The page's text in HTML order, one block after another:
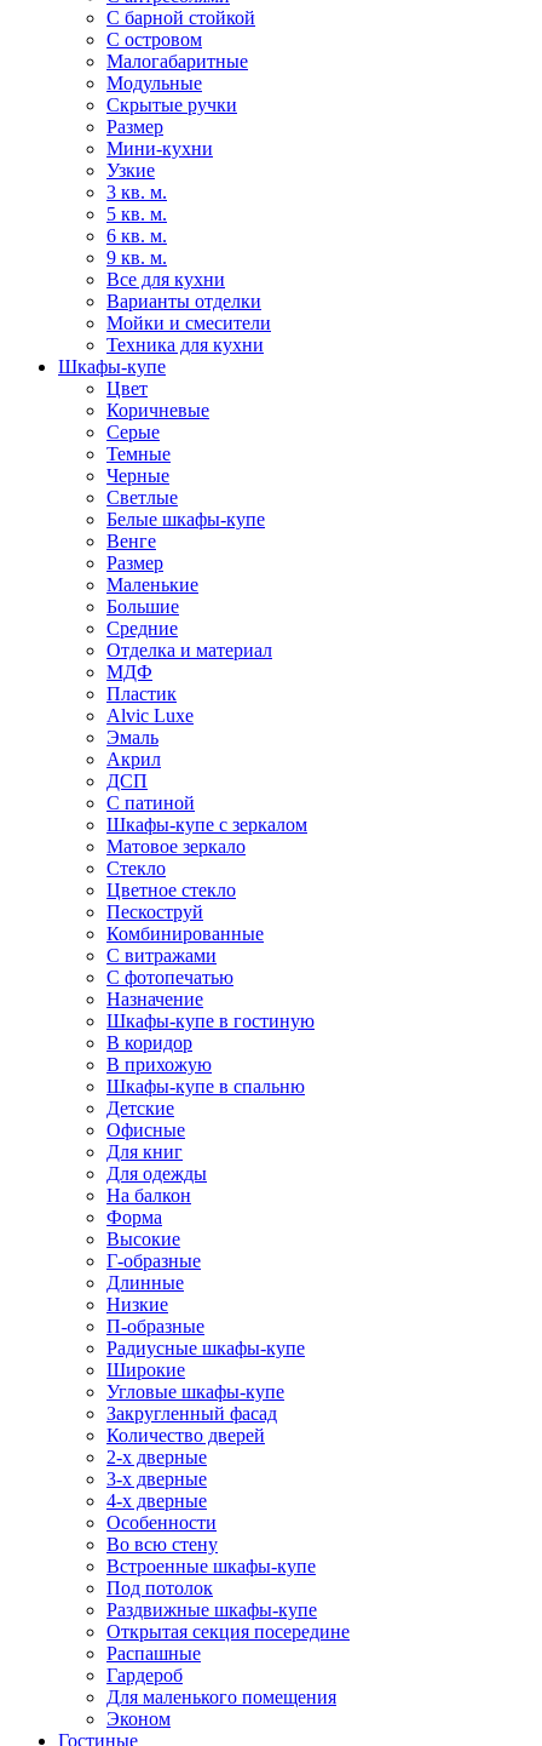
С барной стойкой
С островом
Малогабаритные
Модульные
Скрытые ручки
Размер
Мини-кухни
Узкие
3 кв. м.
5 кв. м.
6 кв. м.
9 кв. м.
Все для кухни
Варианты отделки
Мойки и смесители
Техника для кухни
Шкафы-купе
Цвет
Коричневые
Серые
Темные
Черные
Светлые
Белые шкафы-купе
Венге
Размер
Маленькие
Большие
Средние
Отделка и материал
МДФ
Пластик
Alvic Luxe
Эмаль
Акрил
ДСП
С патиной
Шкафы-купе с зеркалом
Матовое зеркало
Стекло
Цветное стекло
Пескоструй
Комбинированные
С витражами
С фотопечатью
Назначение
Шкафы-купе в гостиную
В коридор
В прихожую
Шкафы-купе в спальню
Детские
Офисные
Для книг
Для одежды
На балкон
Форма
Высокие
Г-образные
Длинные
Низкие
П-образные
Радиусные шкафы-купе
Широкие
Угловые шкафы-купе
Закругленный фасад
Количество дверей
2-х дверные
3-х дверные
4-х дверные
Особенности
Во всю стену
Встроенные шкафы-купе
Под потолок
Раздвижные шкафы-купе
Открытая секция посередине
Распашные
Гардероб
Для маленького помещения
Эконом
Гостиные